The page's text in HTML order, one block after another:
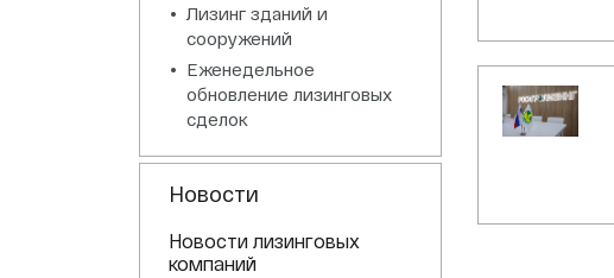
Лизинг зданий и
сооружений
Еженедельное
обновление лизинговых
сделок
Новости
Новости лизинговых
компаний